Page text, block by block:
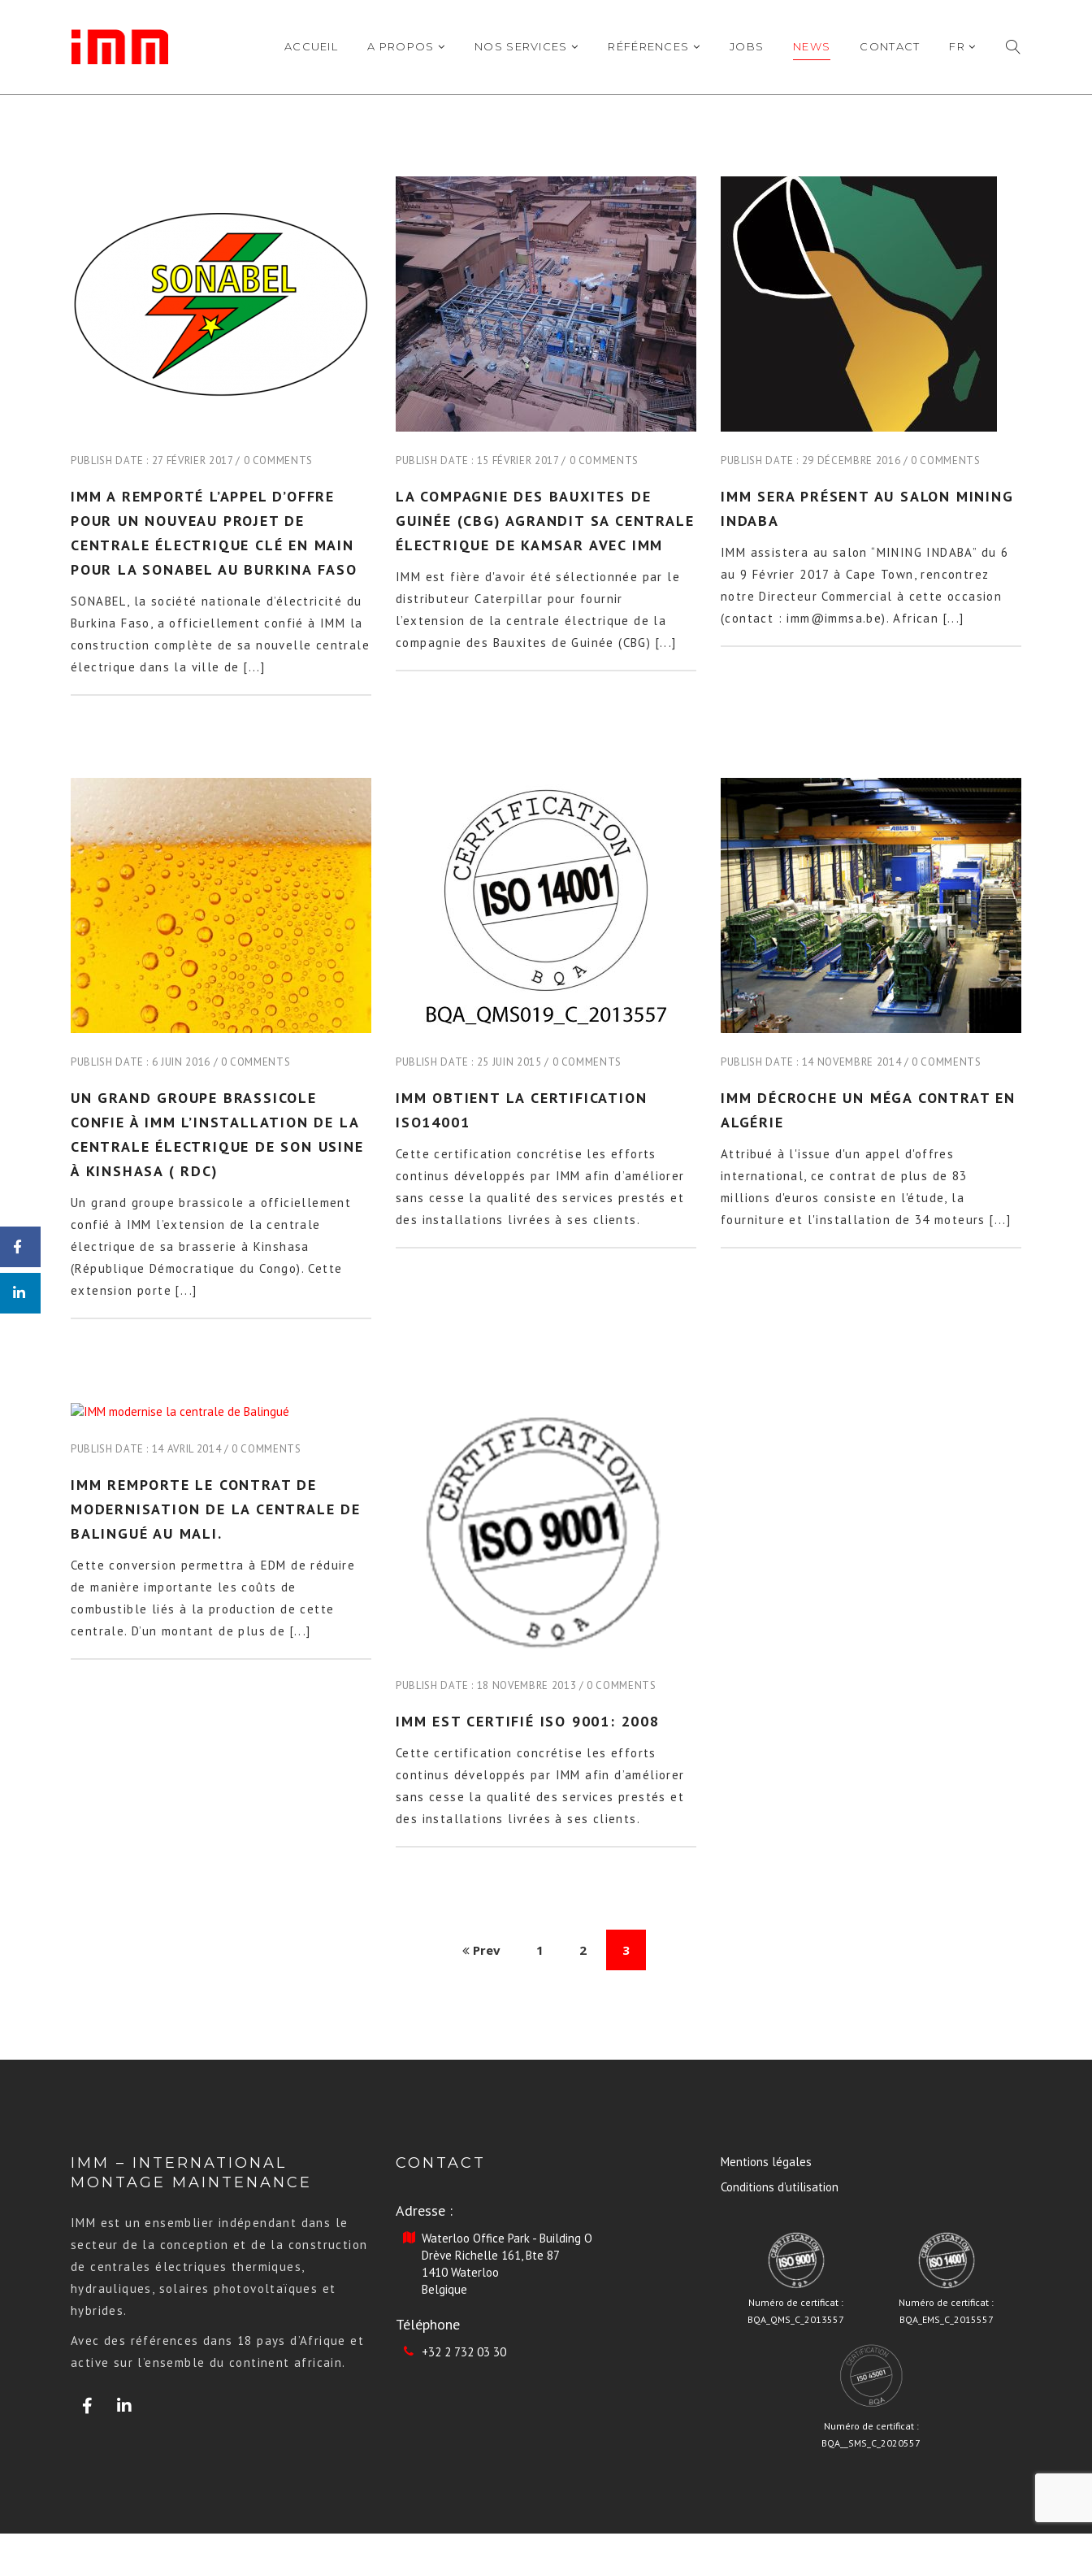
ACCUEIL A PROPOS NOS SERVICES RÉFÉRENCES JOBS NEWS CONTACT FR
PUBLISH DATE : 27 FÉVRIER 2017 0 COMMENTS
IMM A REMPORTÉ L’APPEL D’OFFRE
POUR UN NOUVEAU PROJET DE
CENTRALE ÉLECTRIQUE CLÉ EN MAIN
POUR LA SONABEL AU BURKINA FASO
SONABEL, la société nationale d’électricité du
Burkina Faso, a officiellement confié à IMM la
construction complète de sa nouvelle centrale
électrique dans la ville de [...]
PUBLISH DATE : 15 FÉVRIER 2017 0 COMMENTS
LA COMPAGNIE DES BAUXITES DE
GUINÉE (CBG) AGRANDIT SA CENTRALE
ÉLECTRIQUE DE KAMSAR AVEC IMM
IMM est fière d'avoir été sélectionnée par le
distributeur Caterpillar pour fournir
l’extension de la centrale électrique de la
compagnie des Bauxites de Guinée (CBG) [...]
PUBLISH DATE : 29 DÉCEMBRE 2016 0 COMMENTS
IMM SERA PRÉSENT AU SALON MINING
INDABA
IMM assistera au salon “MINING INDABA” du 6
au 9 Février 2017 à Cape Town, rencontrez
notre Directeur Commercial à cette occasion
(contact : imm@immsa.be). African [...]
PUBLISH DATE : 6 JUIN 2016 0 COMMENTS
UN GRAND GROUPE BRASSICOLE
CONFIE À IMM L’INSTALLATION DE LA
CENTRALE ÉLECTRIQUE DE SON USINE
À KINSHASA ( RDC)
Un grand groupe brassicole a officiellement
confié à IMM l’extension de la centrale
électrique de sa brasserie à Kinshasa
(République Démocratique du Congo). Cette
extension porte [...]
PUBLISH DATE : 25 JUIN 2015 0 COMMENTS
IMM OBTIENT LA CERTIFICATION
ISO14001
Cette certification concrétise les efforts
continus développés par IMM afin d’améliorer
sans cesse la qualité des services prestés et
des installations livrées à ses clients.
PUBLISH DATE : 14 NOVEMBRE 2014 0 COMMENTS
IMM DÉCROCHE UN MÉGA CONTRAT EN
ALGÉRIE
Attribué à l'issue d'un appel d'offres
international, ce contrat de plus de 83
millions d'euros consiste en l'étude, la
fourniture et l'installation de 34 moteurs [...]
PUBLISH DATE : 14 AVRIL 2014 0 COMMENTS
IMM REMPORTE LE CONTRAT DE
MODERNISATION DE LA CENTRALE DE
BALINGUÉ AU MALI.
Cette conversion permettra à EDM de réduire
de manière importante les coûts de
combustible liés à la production de cette
centrale. D’un montant de plus de [...]
PUBLISH DATE : 18 NOVEMBRE 2013 0 COMMENTS
IMM EST CERTIFIÉ ISO 9001: 2008
Cette certification concrétise les efforts
continus développés par IMM afin d’améliorer
sans cesse la qualité des services prestés et
des installations livrées à ses clients.
Prev 1 2 3
IMM – INTERNATIONAL
MONTAGE MAINTENANCE
IMM est un ensemblier indépendant dans le
secteur de la conception et de la construction
de centrales électriques thermiques,
hydrauliques, solaires photovoltaïques et
hybrides.
Avec des références dans 18 pays d’Afrique et
active sur l’ensemble du continent africain.
CONTACT
Adresse :
Waterloo Office Park - Building O
Drève Richelle 161, Bte 87
1410 Waterloo
Belgique
Téléphone
+32 2 732 03 30
Mentions légales
Conditions d’utilisation
Numéro de certificat :
BQA_QMS_C_2013557
Numéro de certificat :
BQA_EMS_C_2015557
Numéro de certificat :
BQA__SMS_C_2020557